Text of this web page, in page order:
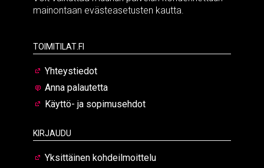
mainontaan evästeasetusten kautta.
Toimitilat.fi
Yhteystiedot
Anna palautetta
Käyttö- ja sopimusehdot
Kirjaudu
Yksittäinen kohdeilmoittelu